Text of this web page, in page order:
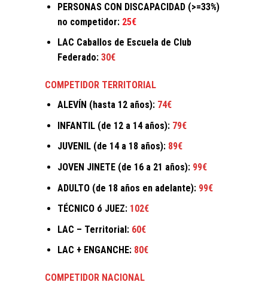
PERSONAS CON DISCAPACIDAD (>=33%)
no competidor: 25€
LAC Caballos de Escuela de Club
Federado: 30€
COMPETIDOR TERRITORIAL
ALEVÍN (hasta 12 años): 74€
INFANTIL (de 12 a 14 años): 79€
JUVENIL (de 14 a 18 años): 89€
JOVEN JINETE (de 16 a 21 años): 99€
ADULTO (de 18 años en adelante): 99€
TÉCNICO ó JUEZ: 102€
LAC – Territorial: 60€
LAC + ENGANCHE: 80€
COMPETIDOR NACIONAL